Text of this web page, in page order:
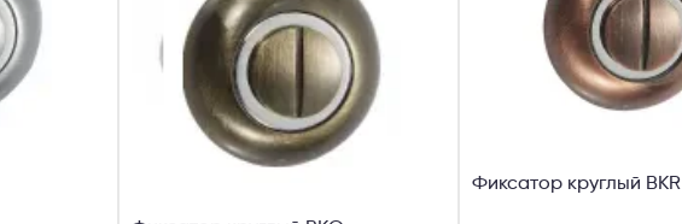
Фиксатор круглый ВКR
Перезвонить Telegram
Я согласен сПолитикой конфиденциальности